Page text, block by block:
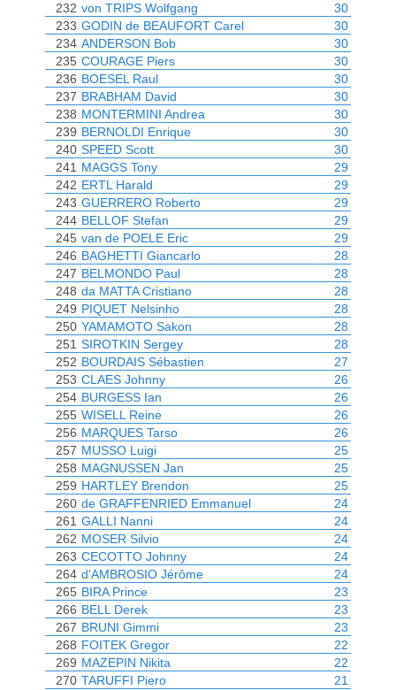
232 von TRIPS Wolfgang
30
233 GODIN de BEAUFORT Carel
30
234 ANDERSON Bob
30
235 COURAGE Piers
30
236 BOESEL Raul
30
237 BRABHAM David
30
238 MONTERMINI Andrea
30
239 BERNOLDI Enrique
30
240 SPEED Scott
30
241 MAGGS Tony
29
242 ERTL Harald
29
243 GUERRERO Roberto
29
244 BELLOF Stefan
29
245 van de POELE Eric
29
246 BAGHETTI Giancarlo
28
247 BELMONDO Paul
28
248 da MATTA Cristiano
28
249 PIQUET Nelsinho
28
250 YAMAMOTO Sakon
28
251 SIROTKIN Sergey
28
252 BOURDAIS Sébastien
27
253 CLAES Johnny
26
254 BURGESS Ian
26
255 WISELL Reine
26
256 MARQUES Tarso
26
257 MUSSO Luigi
25
258 MAGNUSSEN Jan
25
259 HARTLEY Brendon
25
260 de GRAFFENRIED Emmanuel
24
261 GALLI Nanni
24
262 MOSER Silvio
24
263 CECOTTO Johnny
24
264 d'AMBROSIO Jérôme
24
265 BIRA Prince
23
266 BELL Derek
23
267 BRUNI Gimmi
23
268 FOITEK Gregor
22
269 MAZEPIN Nikita
22
270 TARUFFI Piero
21